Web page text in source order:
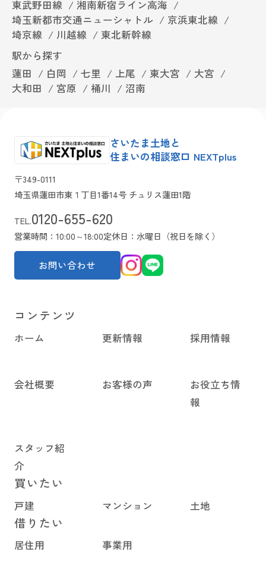
東武野田線
湘南新宿ライン高海
埼玉新都市交通ニューシャトル
京浜東北線
埼京線
川越線
東北新幹線
駅から探す
蓮田
白岡 七里 上尾 東大宮
大宮
大和田
宮原 桶川 沼南
さいたま土地と
住まいの相談窓口 NEXTplus
〒349-0111
埼玉県蓮田市東１丁目1番14号 チュリス蓮田1階
TEL.0120-655-620
営業時間：10:00～18:00定休日：水曜日（祝日を除く）
お問い合わせ
コンテンツ
ホーム 更新情報 採用情報
会社概要 お客様の声
お役立ち情
報
スタッフ紹
介
買いたい
戸建 マンション 土地
借りたい
居住用 事業用